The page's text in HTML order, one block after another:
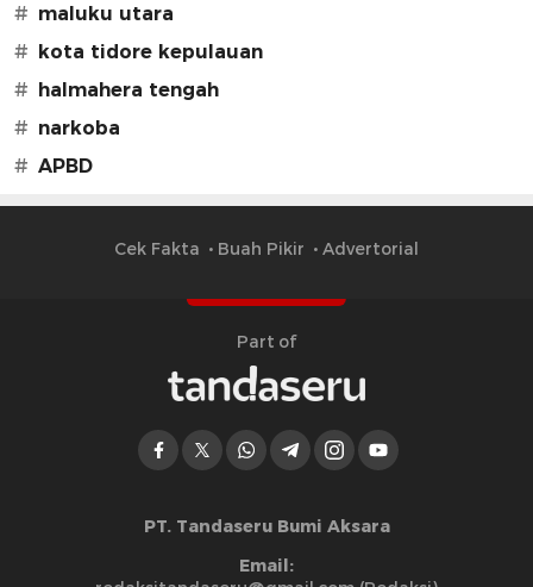
# maluku utara
# kota tidore kepulauan
# halmahera tengah
# narkoba
# APBD
Cek Fakta Buah Pikir Advertorial
Part of
PT. Tandaseru Bumi Aksara
Email: